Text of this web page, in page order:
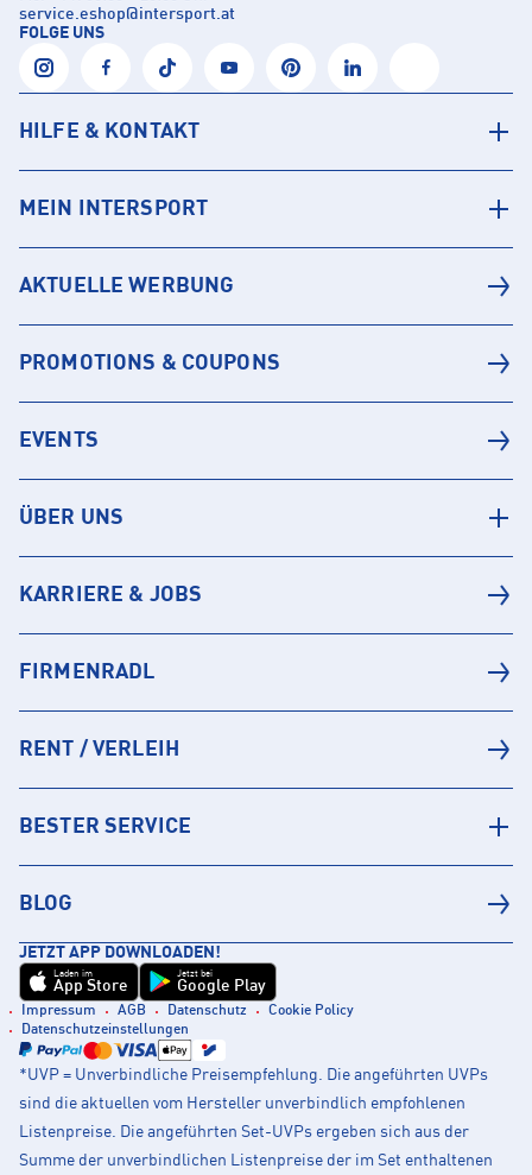
service.eshop@intersport.at
FOLGE UNS
HILFE & KONTAKT
MEIN INTERSPORT
AKTUELLE WERBUNG
PROMOTIONS & COUPONS
EVENTS
ÜBER UNS
KARRIERE & JOBS
FIRMENRADL
RENT / VERLEIH
BESTER SERVICE
BLOG
JETZT APP DOWNLOADEN!
Laden im
App Store
Jetzt bei
Google Play
Impressum AGB Datenschutz
Cookie Policy
Datenschutzeinstellungen
*UVP = Unverbindliche Preisempfehlung. Die angeführten UVPs
sind die aktuellen vom Hersteller unverbindlich empfohlenen
Listenpreise. Die angeführten Set-UVPs ergeben sich aus der
Summe der unverbindlichen Listenpreise der im Set enthaltenen